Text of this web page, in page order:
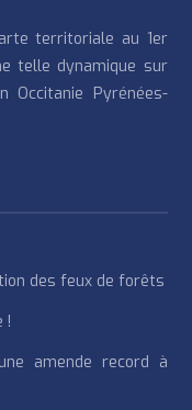
territoriale au 1er
telle dynamique sur
Occitanie Pyrénées-
des feux de forêts
!
amende record à